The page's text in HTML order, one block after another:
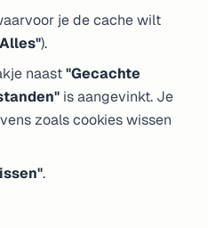
je de cache wilt
).
naast"Gecachte
is aangevinkt. Je
zoals cookies wissen
.